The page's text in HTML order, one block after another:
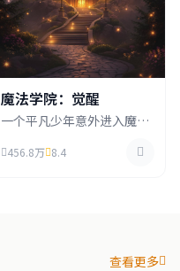
魔法学院：觉醒
一个平凡少年意外进入魔法
双系魔法天赋，在学院中结
456.8万 8.4
查看更多